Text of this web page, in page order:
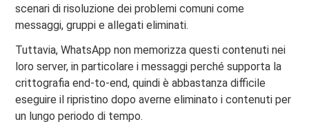
scenari di risoluzione dei problemi comuni come
messaggi, gruppi e allegati eliminati.
Tuttavia, WhatsApp non memorizza questi contenuti nei
loro server, in particolare i messaggi perché supporta la
crittografia end-to-end, quindi è abbastanza difficile
eseguire il ripristino dopo averne eliminato i contenuti per
un lungo periodo di tempo.